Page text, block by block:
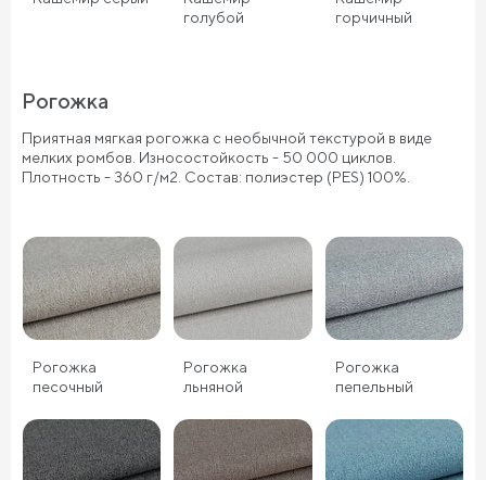
голубой
горчичный
Рогожка
Приятная мягкая рогожка с необычной текстурой в виде
мелких ромбов. Износостойкость - 50 000 циклов.
Плотность - 360 г/м2. Состав: полиэстер (PES) 100%.
Рогожка
песочный
Рогожка
льняной
Рогожка
пепельный